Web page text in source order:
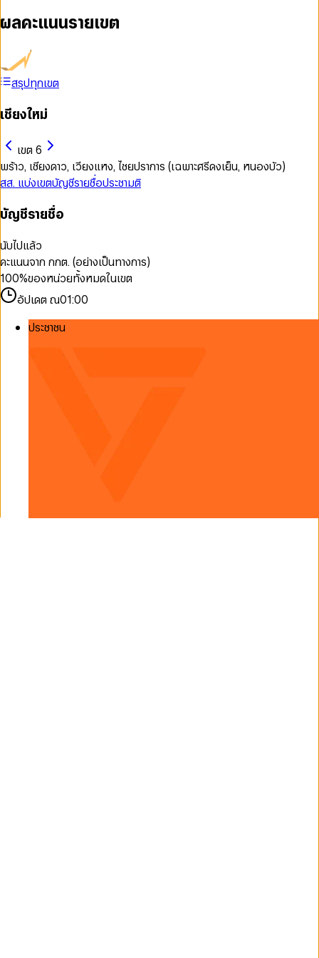
ผลคะแนนรายเขต
สรุปทุกเขต
เชียงใหม่
เขต 6
พร้าว, เชียงดาว, เวียงแหง, ไชยปราการ (เฉพาะศรีดงเย็น, หนองบัว)
สส. แบ่งเขตบัญชีรายชื่อประชามติ
บัญชีรายชื่อ
นับไปแล้ว
คะแนนจาก กกต. (อย่างเป็นทางการ)
100%ของหน่วยทั้งหมดในเขต
อัปเดต ณ01:00
ประชาชน